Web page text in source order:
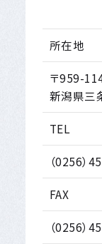
所在地
〒959-
新潟県三
TEL
（0256）
FAX
（0256）